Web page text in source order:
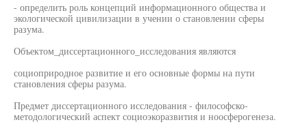
- определить роль концепций информационного общества и
экологической цивилизации в учении о становлении сферы
разума.
Объектом_диссертационного_исследования являются
социоприродное развитие и его основные формы на пути
становления сферы разума.
Предмет диссертационного исследования - философско-
методологический аспект социоэкоразвития и ноосферогенеза.